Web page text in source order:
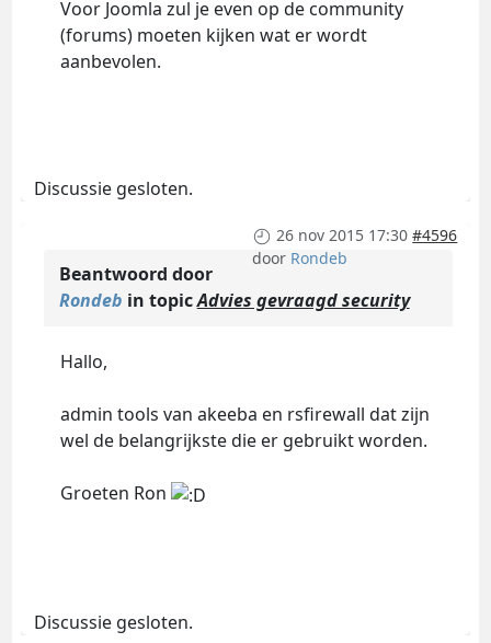
Voor Joomla zul je even op de community
(forums) moeten kijken wat er wordt
aanbevolen.
Discussie gesloten.
26 nov 2015 17:30 #4596
door Rondeb
Beantwoord door
Rondeb in topicAdvies gevraagd security
Hallo,
admin tools van akeeba en rsfirewall dat zijn
wel de belangrijkste die er gebruikt worden.
Groeten Ron
Discussie gesloten.